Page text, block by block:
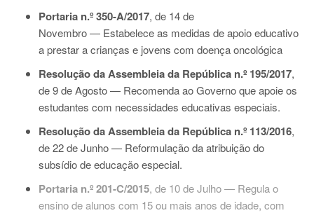
Portaria n.º 350-A/2017, de 14 de
Novembro— Estabelece as medidas de apoio educativo
a prestar a crianças e jovens com doença oncológica
Resolução da Assembleia da República n.º 195/2017,
de 9 de Agosto — Recomenda ao Governo que apoie os
estudantes com necessidades educativas especiais.
Resolução da Assembleia da República n.º 113/2016,
de 22 de Junho — Reformulação da atribuição do
subsídio de educação especial.
Portaria n.º 201-C/2015, de 10 de Julho — Regula o
ensino de alunos com 15 ou mais anos de idade, com